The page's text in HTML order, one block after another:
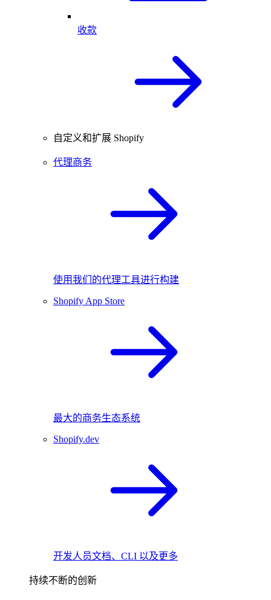
收款
自定义和扩展 Shopify
代理商务
使用我们的代理工具进行构建
Shopify App Store
最大的商务生态系统
Shopify.dev
开发人员文档、CLI 以及更多
持续不断的创新